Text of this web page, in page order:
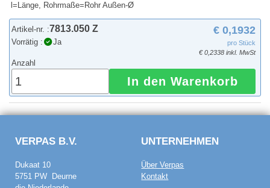
l=Länge, Rohrmaße=Rohr Außen-Ø
Artikel-nr. :7813.050 Z
Vorrätig : Ja
€ 0,1932
pro Stück
€ 0,2338 inkl. MwSt
Anzahl
In den Warenkorb
VERPAS B.V.
Dukaat 10
5751 PW Deurne
UNTERNEHMEN
Über Verpas
Kontakt